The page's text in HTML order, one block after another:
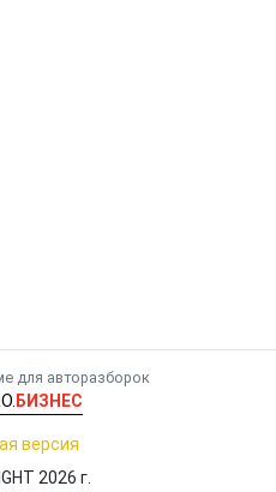
для авторазборок
БИЗНЕС
версия
2026 г.